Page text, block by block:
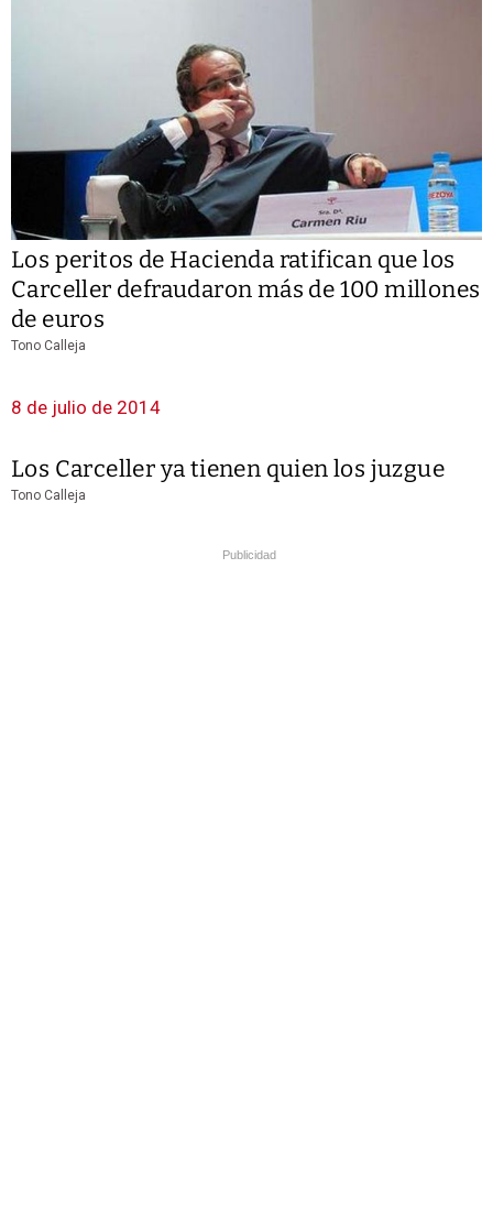
Los peritos de Hacienda ratifican que los
Carceller defraudaron más de 100 millones
de euros
Tono Calleja
8 de julio de 2014
Los Carceller ya tienen quien los juzgue
Tono Calleja
Publicidad